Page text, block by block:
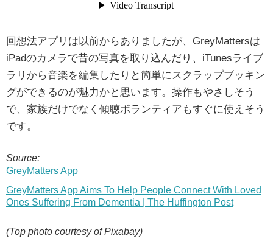
回想法アプリは以前からありましたが、GreyMattersは
iPadのカメラで昔の写真を取り込んだり、iTunesライブ
ラリから音楽を編集したりと簡単にスクラップブッキン
グができるのが魅力かと思います。操作もやさしそう
で、家族だけでなく傾聴ボランティアもすぐに使えそう
です。
Source:
GreyMatters App
GreyMatters App Aims To Help People Connect With Loved
Ones Suffering From Dementia | The Huffington Post
(Top photo courtesy of Pixabay)